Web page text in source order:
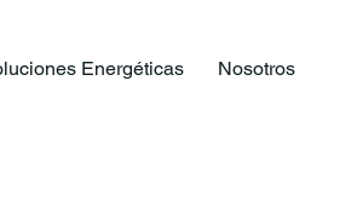
Energéticas Nosotros